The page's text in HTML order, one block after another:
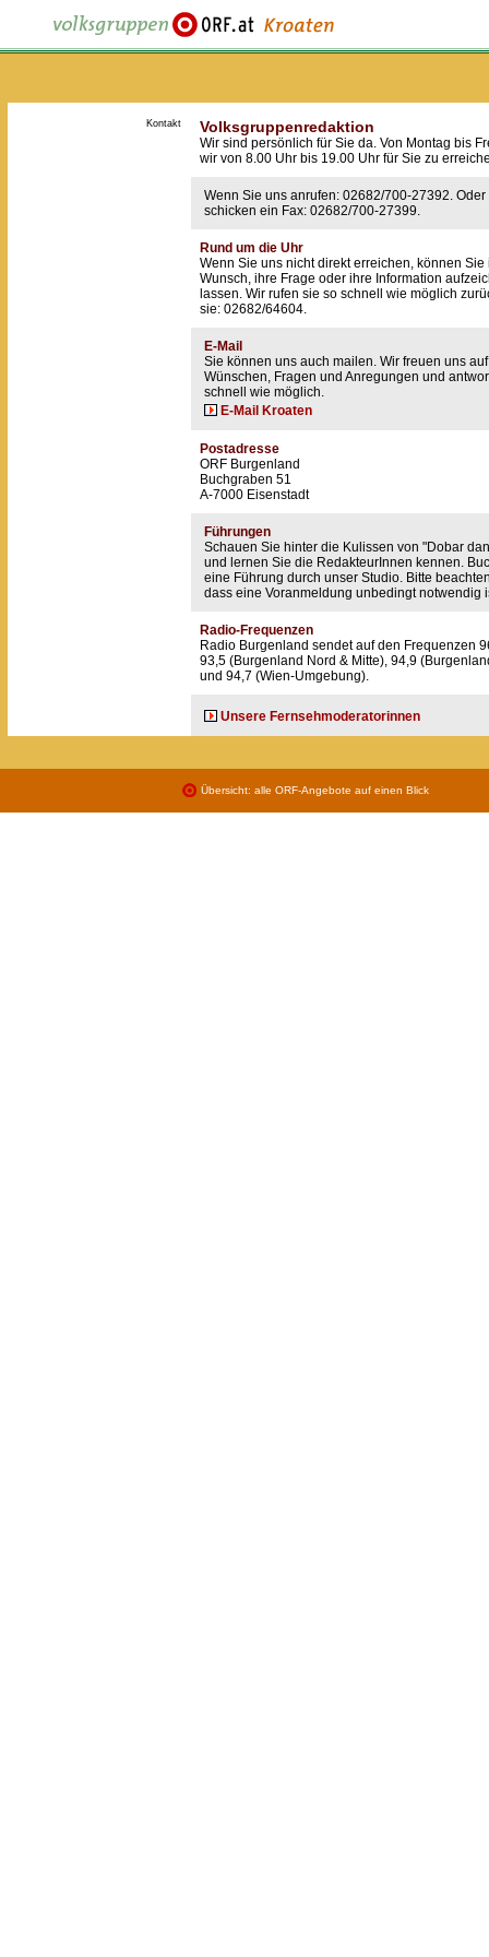
Kontakt Volksgruppenredaktion
Wir sind persönlich für Sie da. Von Montag bis
wir von 8.00 Uhr bis 19.00 Uhr für Sie zu
Wenn Sie uns anrufen: 02682/700-27392. Oder
schicken ein Fax: 02682/700-27399.
Rund um die Uhr
Wenn Sie uns nicht direkt erreichen, können Sie
Wunsch, ihre Frage oder ihre Information
lassen. Wir rufen sie so schnell wie möglich
sie: 02682/64604.
E-Mail
Sie können uns auch mailen. Wir freuen uns
Wünschen, Fragen und Anregungen und
schnell wie möglich.
E-Mail Kroaten
Postadresse
ORF Burgenland
Buchgraben 51
A-7000 Eisenstadt
Führungen
Schauen Sie hinter die Kulissen von "Dobar
und lernen Sie die RedakteurInnen kennen.
eine Führung durch unser Studio. Bitte
dass eine Voranmeldung unbedingt notwendig
Radio-Frequenzen
Radio Burgenland sendet auf den Frequenzen
93,5 (Burgenland Nord & Mitte), 94,9
und 94,7 (Wien-Umgebung).
Unsere Fernsehmoderatorinnen
Übersicht: alle ORF-Angebote auf einen Blick